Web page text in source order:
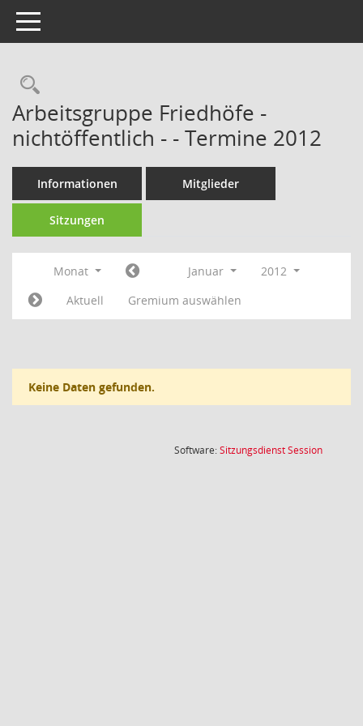
Toggle navigation
Rechercheauswahl
Arbeitsgruppe Friedhöfe -
nichtöffentlich - - Termine 2012
Informationen Mitglieder
Sitzungen
Monat Januar
2012
Aktuell
Gremium auswählen
Keine Daten gefunden.
Software:SitzungsdienstSession(Wird in